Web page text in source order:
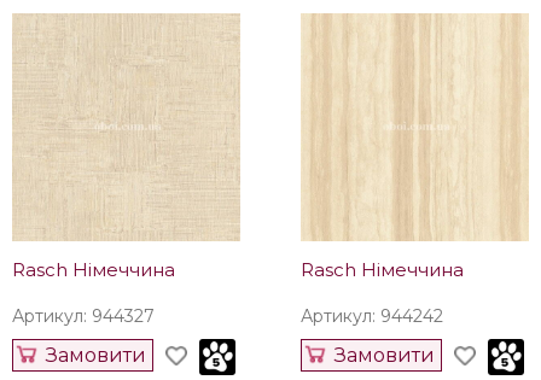
Rasch Німеччина
Артикул: 944327
Замовити
Rasch Німеччина
Артикул: 944242
Замовити